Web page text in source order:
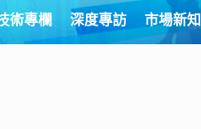
術專欄 深度專訪 市場新知